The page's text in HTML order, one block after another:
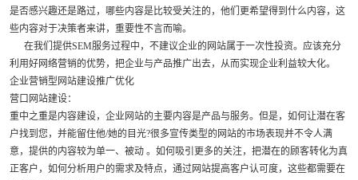
是否感兴趣还是路过，哪些内容是比较受关注的，他们更希望得到什么内容，这
些内容对于决策者来讲，重要性不言而喻。
在我们提供SEM服务过程中，不建议企业的网站属于一次性投资。应该充分
利用好网络营销的优势，把企业与产品推广出去，从而实现企业利益较大化。
企业营销型网站建设推广优化
营口 网站建设：
重中之重是内容建设，企业网站的主要内容是产品与服务。但是，如何让潜在客
户找到您，并能留住他/她的目光?很多宣传类型的网站的市场表现并不令人满
意，提供的内容较为单一、被动 。如何吸引更多的关注，把潜在的顾客转化为真
正客户，如何分析用户的需求及特点，通过网站提高客户认可度，这些都需要在